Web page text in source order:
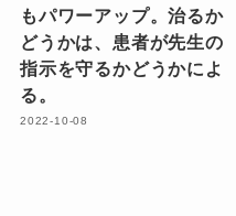
もパワーアップ。治るか
どうかは、患者が先生の
指示を守るかどうかによ
る。
2022-10-08